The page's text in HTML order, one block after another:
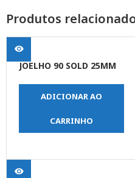
Produtos
JOELHO 90 SOLD 25MM
ADICIONAR AO
CARRINHO